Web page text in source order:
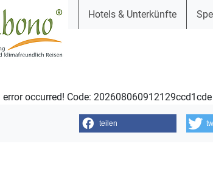
Hotels & Unterkünfte
error occurred! Code: 202608060912129ccd1cde
teilen